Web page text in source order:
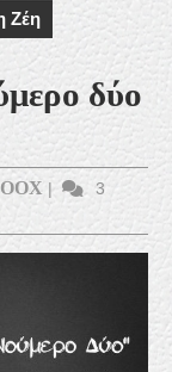
Ζέη
δύο
INteractive
|
3